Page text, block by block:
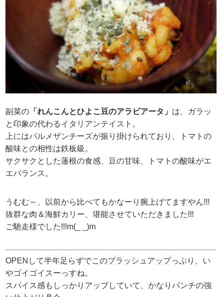
副菜の 「れんこんとひよこ豆のアラビアータ」 は、ガラッ
と印象の代わるイタリアンテイスト。
上にはパルメザンチーズが振り掛けられており、トマトの
酸味との相性は鉄板級。
サクサクとした蓮根の食感、豆の甘味、トマトの酸味がエ
エバランス。
うむむ～、以前から比べてもかなーり腕上げてますやん!!!
抜群な肉＆海鮮カリー、堪能させていただきました!!!
ご馳走様でした!!!m(_ _)m
OPENして半年足らずでこのブラッシュアップっぷり、い
やゴイゴイスーっすね。
スパイス感もしっかりアップしていて、かなりパンチの強